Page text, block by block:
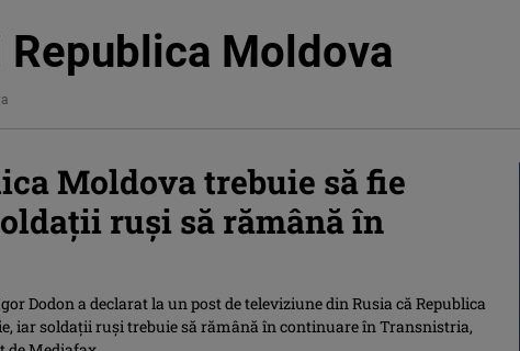
Moldova
Moldova trebuie să fie
ruşi să rămână în
Dodon a declarat la un post de televiziune din Rusia că Republica
iar soldaţii ruşi trebuie să rămână în continuare în Transnistria,